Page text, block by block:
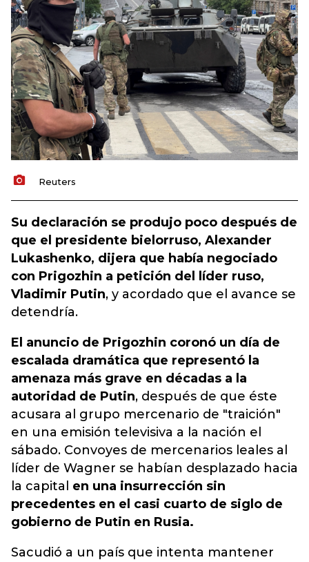
Reuters
Su declaración se produjo poco después de
que el presidente bielorruso, Alexander
Lukashenko, dijera que había negociado
con Prigozhin a petición del líder ruso,
Vladimir Putin, y acordado que el avance se
detendría.
El anuncio de Prigozhin coronó un día de
escalada dramática que representó la
amenaza más grave en décadas a la
autoridad de Putin, después de que éste
acusara al grupo mercenario de "traición"
en una emisión televisiva a la nación el
sábado. Convoyes de mercenarios leales al
líder de Wagner se habían desplazado hacia
la capital en una insurrección sin
precedentes en el casi cuarto de siglo de
gobierno de Putin en Rusia.
Sacudió a un país que intenta mantener